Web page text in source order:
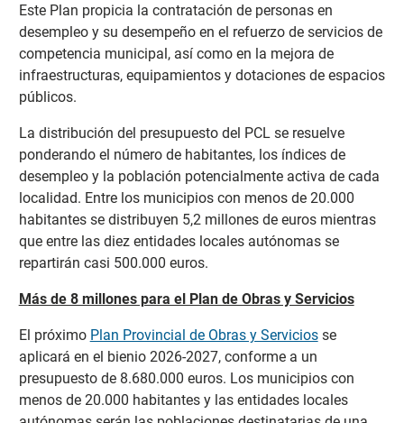
Este Plan propicia la contratación de personas en
desempleo y su desempeño en el refuerzo de servicios de
competencia municipal, así como en la mejora de
infraestructuras, equipamientos y dotaciones de espacios
públicos.
La distribución del presupuesto del PCL se resuelve
ponderando el número de habitantes, los índices de
desempleo y la población potencialmente activa de cada
localidad. Entre los municipios con menos de 20.000
habitantes se distribuyen 5,2 millones de euros mientras
que entre las diez entidades locales autónomas se
repartirán casi 500.000 euros.
Más de 8 millones para el Plan de Obras y Servicios
El próximo Plan Provincial de Obras y Serviciosse
aplicará en el bienio 2026-2027, conforme a un
presupuesto de 8.680.000 euros. Los municipios con
menos de 20.000 habitantes y las entidades locales